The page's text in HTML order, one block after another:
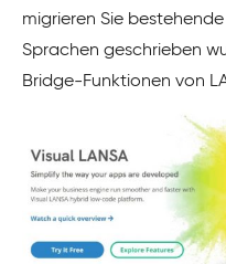
migrieren Sie
Sprachen geschrieben
Bridge-Funktionen von